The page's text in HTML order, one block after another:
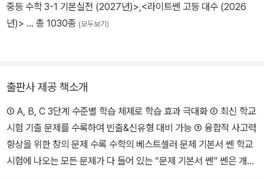
중등 수학 3-1 기본실전 (2027년)>,<라이트쎈 고등 대수 (2026
년)> … 총 1030종 (모두보기)
출판사 제공 책소개
① A, B, C 3단계 수준별 학습 체제로 학습 효과 극대화 ② 최신 학교
시험 기출 문제를 수록하여 빈출&신유형 대비 가능 ③ 융합적 사고력
향상을 위한 창의 문제 수록 수학의 베스트셀러 문제 기본서 쎈 학교
시험에 나오는 모든 문제가 다 들어 있는 “문제 기본서 쎈” 쎈은 개념